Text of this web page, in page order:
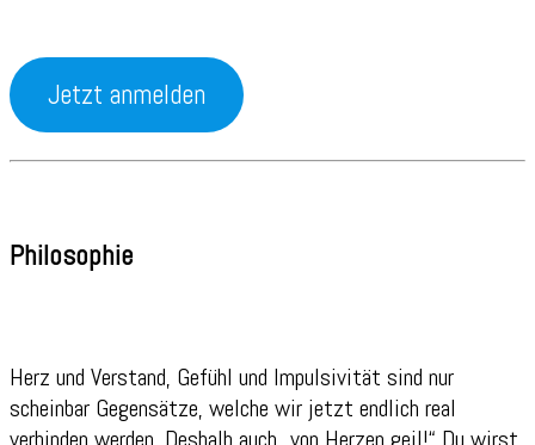
Jetzt anmelden
Philosophie
Herz und Verstand, Gefühl und Impulsivität sind nur
scheinbar Gegensätze, welche wir jetzt endlich real
verbinden werden. Deshalb auch „von Herzen geil!“ Du wirst